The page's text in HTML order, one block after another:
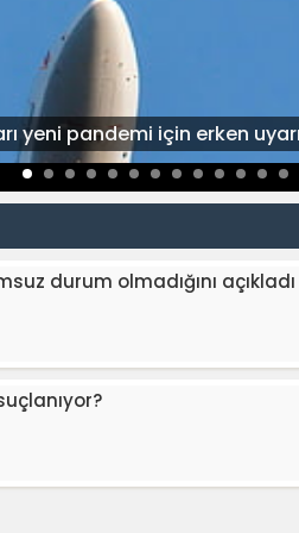
yeni pandemi için erken
durum olmadığını açıkladı